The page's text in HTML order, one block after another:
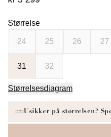
Størrelse
24 25 26 27
31 32
Størrelsesdiagram